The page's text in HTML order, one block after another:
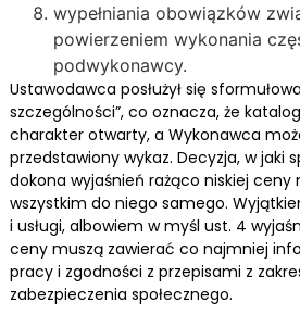
wypełniania obowiązków
powierzeniem wykonania
podwykonawcy.
Ustawodawca posłużył się
szczególności”, co oznacza, że
charakter otwarty, a Wykonawca
przedstawiony wykaz. Decyzja, w jaki
dokona wyjaśnień rażąco niskiej ceny
wszystkim do niego samego.
i usługi, albowiem w myśl ust. 4
ceny muszą zawierać co najmniej
pracy i zgodności z przepisami z
zabezpieczenia społecznego.